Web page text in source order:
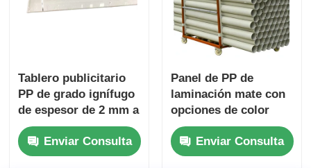
Tablero publicitario
PP de grado ignífugo
de espesor de 2 mm a
10 mm y buena
resistencia al clima
adecuado para
Enviar Consulta
Panel de PP de
laminación mate con
opciones de color
blanco gris beige cian
azul adecuado para
pantallas de
Enviar Consulta